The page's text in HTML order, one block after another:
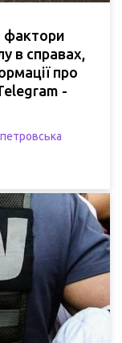
фактори
в справах,
про
-